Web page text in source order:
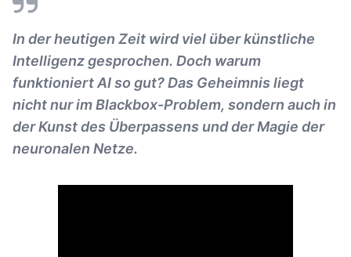
In der heutigen Zeit wird viel über künstliche
Intelligenz gesprochen. Doch warum
funktioniert AI so gut? Das Geheimnis liegt
nicht nur im Blackbox-Problem, sondern auch in
der Kunst des Überpassens und der Magie der
neuronalen Netze.